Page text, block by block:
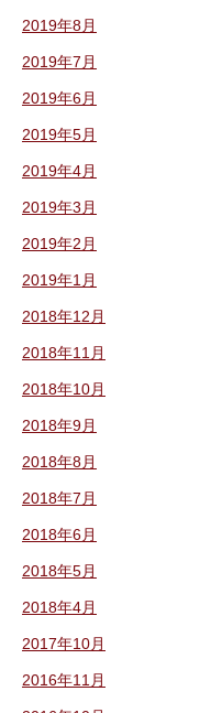
2019年8月
2019年7月
2019年6月
2019年5月
2019年4月
2019年3月
2019年2月
2019年1月
2018年12月
2018年11月
2018年10月
2018年9月
2018年8月
2018年7月
2018年6月
2018年5月
2018年4月
2017年10月
2016年11月